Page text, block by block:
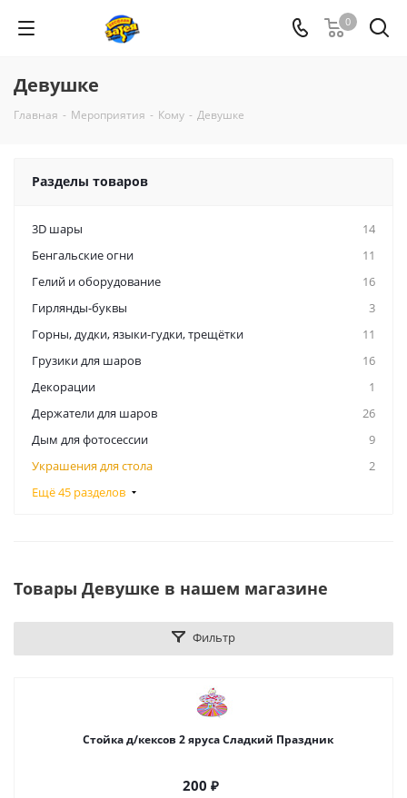
0
Девушке
Главная - Мероприятия - Кому - Девушке
Разделы товаров
3D шары
14
Бенгальские огни
11
Гелий и оборудование
16
Гирлянды-буквы
3
Горны, дудки, языки-гудки, трещётки
11
Грузики для шаров
16
Декорации
1
Держатели для шаров
26
Дым для фотосессии
9
Украшения для стола
2
Ещё 45 разделов
Товары Девушке в нашем магазине
Фильтр
Стойка д/кексов 2 яруса Сладкий Праздник
200 ₽